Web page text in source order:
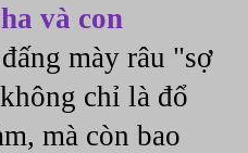
và con
mày râu "sợ
chỉ là đổ
mà còn bao